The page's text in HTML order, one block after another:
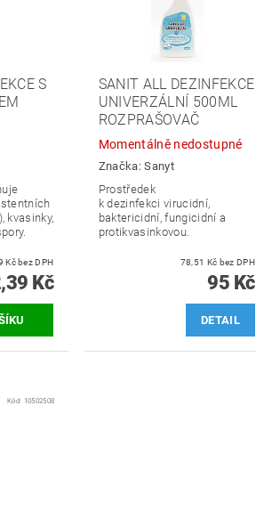
S
kvasinky,
159 Kč bez DPH
Kč
SANIT ALL DEZINFEKCE
UNIVERZÁLNÍ 500ML
ROZPRAŠOVAČ
Momentálně nedostupné
Značka:Sanyt
Prostředek
k dezinfekci virucidní,
baktericidní, fungicidní a
protikvasinkovou.
78,51 Kč bez DPH
95 Kč
DETAIL
Kód: 10502508